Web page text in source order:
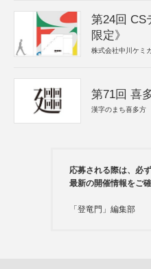
第24回 CS
限定》
株式会社中川ケミ
第71回 喜
漢字のまち喜多方
応募される際は、必
最新の開催情報をご
「登竜門」編集部